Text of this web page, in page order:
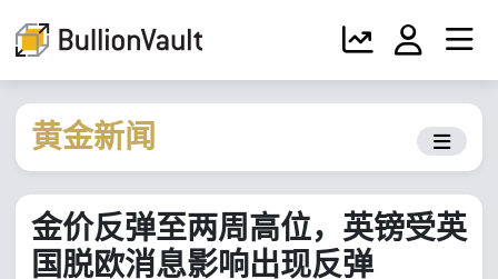
黄金新闻
金价反弹至两周高位，英镑受英
国脱欧消息影响出现反弹